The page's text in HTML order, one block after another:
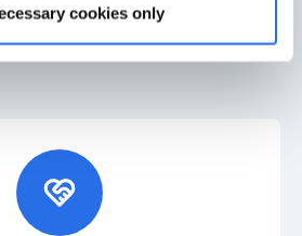
cookies only